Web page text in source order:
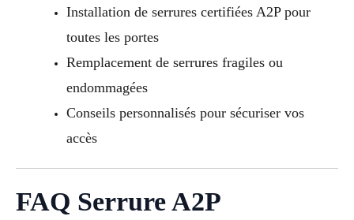
Installation de serrures certifiées A2P pour
toutes les portes
Remplacement de serrures fragiles ou
endommagées
Conseils personnalisés pour sécuriser vos
accès
FAQ Serrure A2P